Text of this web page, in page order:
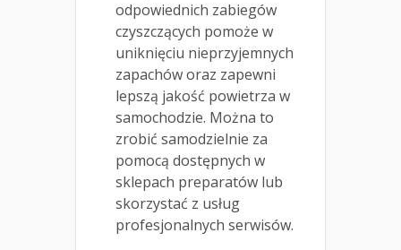
odpowiednich zabiegów
czyszczących pomoże w
uniknięciu nieprzyjemnych
zapachów oraz zapewni
lepszą jakość powietrza w
samochodzie. Można to
zrobić samodzielnie za
pomocą dostępnych w
sklepach preparatów lub
skorzystać z usług
profesjonalnych serwisów.